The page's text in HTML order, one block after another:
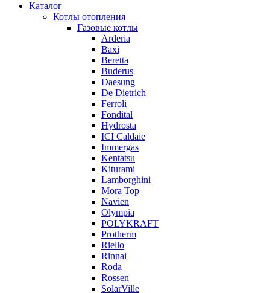
Каталог
Котлы отопления
Газовые котлы
Arderia
Baxi
Beretta
Buderus
Daesung
De Dietrich
Ferroli
Fondital
Hydrosta
ICI Caldaie
Immergas
Kentatsu
Kiturami
Lamborghini
Mora Top
Navien
Olympia
POLYKRAFT
Protherm
Riello
Rinnai
Roda
Rossen
SolarVille